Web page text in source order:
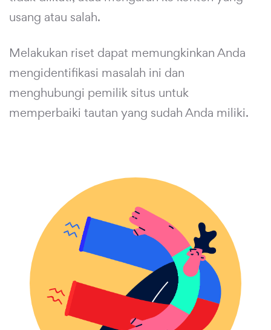
usang atau salah.
Melakukan riset dapat memungkinkan Anda
mengidentifikasi masalah ini dan
menghubungi pemilik situs untuk
memperbaiki tautan yang sudah Anda miliki.